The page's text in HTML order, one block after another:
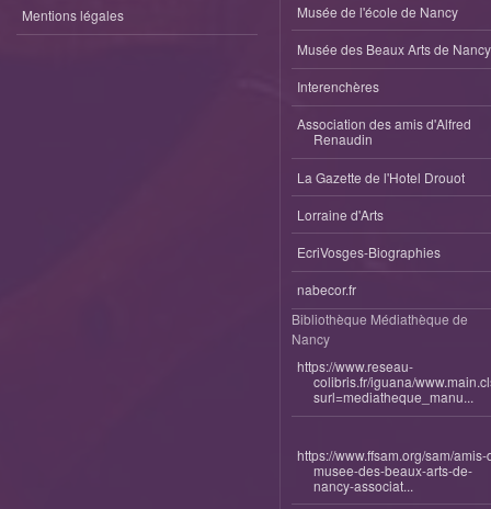
Mentions légales Musée de l'école de Nancy
Musée des Beaux Arts de Nancy
Interenchères
Association des amis d'Alfred
Renaudin
La Gazette de l'Hotel Drouot
Lorraine d'Arts
EcriVosges-Biographies
nabecor.fr
Bibliothèque Médiathèque de
Nancy
https://www.reseau-
colibris.fr/iguana/
surl=mediatheque_manu...
https://www.ffsam.org/sam/amis-
musee-des-beaux-arts-de-
nancy-associat...